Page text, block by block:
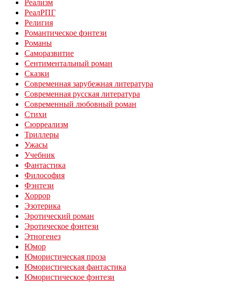
РеалРПГ
Религия
Романтическое фэнтези
Романы
Саморазвитие
Сентиментальный роман
Сказки
Современная зарубежная литература
Современная русская литература
Современный любовный роман
Стихи
Сюрреализм
Триллеры
Ужасы
Учебник
Фантастика
Философия
Фэнтези
Хоррор
Эзотерика
Эротический роман
Эротическое фэнтези
Этногенез
Юмор
Юмористическая проза
Юмористическая фантастика
Юмористическое фэнтези